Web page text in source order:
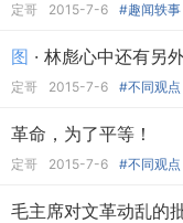
定哥 2015-7-6 #趣闻轶事
图 · 林彪心中还有另
定哥 2015-7-6 #不同观点
革命，为了平等！
定哥 2015-7-6 #不同观点
毛主席对文革动乱的